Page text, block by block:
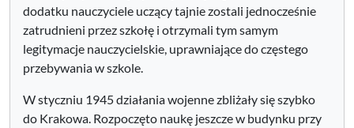
dodatku nauczyciele uczący tajnie zostali jednocześnie
zatrudnieni przez szkołę i otrzymali tym samym
legitymacje nauczycielskie, uprawniające do częstego
przebywania w szkole.
W styczniu 1945 działania wojenne zbliżały się szybko
do Krakowa. Rozpoczęto naukę jeszcze w budynku przy